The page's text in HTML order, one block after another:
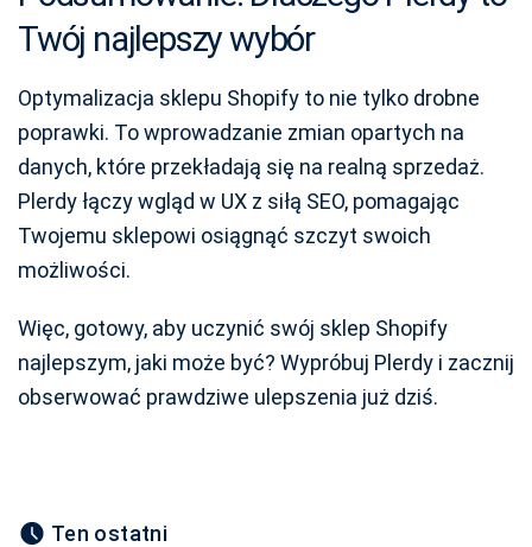
Twój najlepszy wybór
Optymalizacja sklepu Shopify to nie tylko drobne
poprawki. To wprowadzanie zmian opartych na
danych, które przekładają się na realną sprzedaż.
Plerdy łączy wgląd w UX z siłą SEO, pomagając
Twojemu sklepowi osiągnąć szczyt swoich
możliwości.
Więc, gotowy, aby uczynić swój sklep Shopify
najlepszym, jaki może być? Wypróbuj Plerdy i zacznij
obserwować prawdziwe ulepszenia już dziś.
Ten ostatni